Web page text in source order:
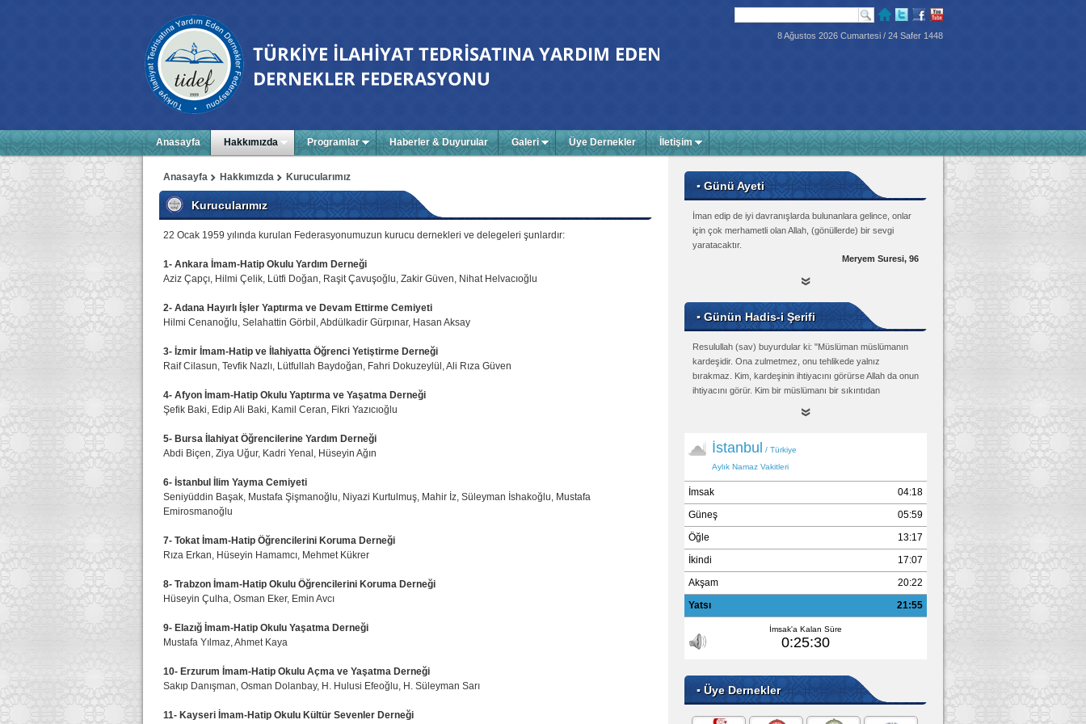
8 Ağustos 2026 Cumartesi / 24 Safer 1448
Anasayfa Hakkımızda Programlar Haberler & Duyurular Galeri Üye Dernekler İletişim
Kurucularımız
Hakkımızda
Anasayfa
Kurucularımız
22 Ocak 1959 yılında kurulan Federasyonumuzun kurucu dernekleri ve delegeleri şunlardır:
1- Ankara İmam-Hatip Okulu Yardım Derneği
Aziz Çapçı, Hilmi Çelik, Lütfi Doğan, Raşit Çavuşoğlu, Zakir Güven, Nihat Helvacıoğlu
2- Adana Hayırlı İşler Yaptırma ve Devam Ettirme Cemiyeti
Hilmi Cenanoğlu, Selahattin Görbil, Abdülkadir Gürpınar, Hasan Aksay
3- İzmir İmam-Hatip ve İlahiyatta Öğrenci Yetiştirme Derneği
Raif Cilasun, Tevfik Nazlı, Lütfullah Baydoğan, Fahri Dokuzeylül, Ali Rıza Güven
4- Afyon İmam-Hatip Okulu Yaptırma ve Yaşatma Derneği
Şefik Baki, Edip Ali Baki, Kamil Ceran, Fikri Yazıcıoğlu
5- Bursa İlahiyat Öğrencilerine Yardım Derneği
Abdi Biçen, Ziya Uğur, Kadri Yenal, Hüseyin Ağın
6- İstanbul İlim Yayma Cemiyeti
Seniyüddin Başak, Mustafa Şişmanoğlu, Niyazi Kurtulmuş, Mahir İz, Süleyman İshakoğlu, Mustafa
Emirosmanoğlu
7- Tokat İmam-Hatip Öğrencilerini Koruma Derneği
Rıza Erkan, Hüseyin Hamamcı, Mehmet Kükrer
8- Trabzon İmam-Hatip Okulu Öğrencilerini Koruma Derneği
Hüseyin Çulha, Osman Eker, Emin Avcı
9- Elazığ İmam-Hatip Okulu Yaşatma Derneği
Mustafa Yılmaz, Ahmet Kaya
10- Erzurum İmam-Hatip Okulu Açma ve Yaşatma Derneği
Sakıp Danışman, Osman Dolanbay, H. Hulusi Efeoğlu, H. Süleyman Sarı
11- Kayseri İmam-Hatip Okulu Kültür Sevenler Derneği
▪ Günü Ayeti
İman edip de iyi davranışlarda bulunanlara gelince, onlar
için çok merhametli olan Allah, (gönüllerde) bir sevgi
yaratacaktır.
Meryem Suresi, 96
▪ Günün Hadis-i Şerifi
Resulullah (sav) buyurdular ki: "Müslüman müslümanın
kardeşidir. Ona zulmetmez, onu tehlikede yalnız
bırakmaz. Kim, kardeşinin ihtiyacını görürse Allah da onun
ihtiyacını görür. Kim bir müslümanı bir sıkıntıdan
sıkıntısından kurtarır. Kim bir müslümanı örterse, Allah da
etti: "Kim, hakkı sübut buluncaya kadar mazlumla birlikte
otursa, ayakların kaydığı günde Allah onun ayağını Sıratta
Ebu Davud, Edeb 46, (4893); Tirmizi, Hudud 3, (1426);
Buhari, Mezalim 3, İkrah 7; Müslim, Birr 58, (2580)
▪ Üye Dernekler